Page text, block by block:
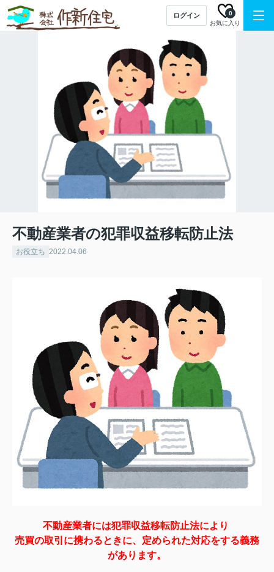
ログイン
お気に入り
0
不動産業者の犯罪収益移転防止法
お役立ち 2022.04.06
不動産業者には犯罪収益移転防止法により
売買の取引に携わるときに、定められた対応をする義務
があります。